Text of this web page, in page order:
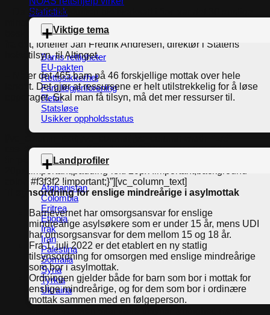
Statistikk
Viktige tema
Barns rettigheter
EU-pakten
Rettssikkerhet
Familiegjenforening
Retur
Statsløse
Usikker oppholdsstatus
Landprofiler
Afghanistan
Colombia
Eritrea
Etiopia
Irak
Iran
Palestina
Somalia
Syria
Tyrkia
Ukraina
– Da denne forskriften ble iverksatt i fjor, var det 30 enslige
mindreårige asylsøkere i landet på to mottak. Det var et
beskjedent antall, og tilsynsvirksomheten ble dimensjonert ut
fra det, forteller Jan Fredrik Andresen, direktør i Statens
helsetilsyn, til Altinget.
– Nå er det 465 barn på 46 forskjellige mottak over hele
landet. Det gjør at ressursene er helt utilstrekkelig for å løse
oppdraget. Skal man få tilsyn, må det mer ressurser til.
css=”.vc_custom_1657140628270{padding-top: 20px
!important;padding-right: 20px !important;padding-bottom:
20px !important;padding-left: 20px !important;background-
color: #f3f3f2 !important;}”][vc_column_text]
Tilsynsordning for enslige mindreårige i asylmottak
Barnevernet har omsorgsansvar for enslige
mindreårige asylsøkere som er under 15 år, mens UDI
har omsorgsansvar for dem mellom 15 og 18 år.
Fra 1. juli 2022 er det etablert en ny statlig
tilsynsordning for omsorgen med enslige mindreårige
som bor i asylmottak.
Ordningen gjelder både for barn som bor i mottak for
enslige mindreårige, og for dem som bor i ordinære
mottak sammen med en følgeperson.